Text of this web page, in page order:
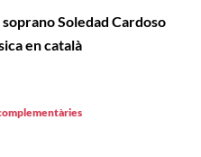
Soledad Cardoso
en català